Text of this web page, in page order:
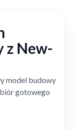
z New-
model budowy
gotowego